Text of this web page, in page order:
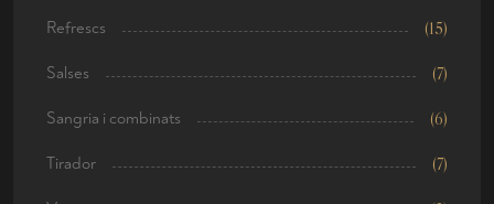
Refrescs (15)
Salses (7)
Sangria i combinats (6)
Tirador (7)